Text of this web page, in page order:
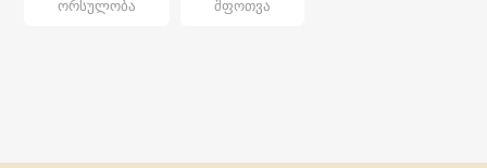
ᲝᲠᲡᲣᲚᲝᲑᲐ ᲨᲤᲝᲗᲕᲐ